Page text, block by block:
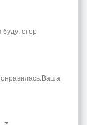
стёр